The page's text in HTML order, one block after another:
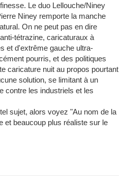
Le duo Lellouche/Niney
Niney remporte la manche
On ne peut pas en dire
tétrazine, caricaturaux à
et d'extrême gauche ultra-
pourris, et des politiques
caricature nuit au propos pourtant
solution, se limitant à un
contre les industriels et les
sujet, alors voyez "Au nom de la
et beaucoup plus réaliste sur le